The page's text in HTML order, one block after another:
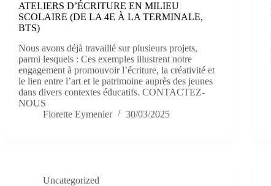
ATELIERS D’ÉCRITURE EN MILIEU
SCOLAIRE (DE LA 4E À LA TERMINALE,
BTS)
Nous avons déjà travaillé sur plusieurs projets,
parmi lesquels : Ces exemples illustrent notre
engagement à promouvoir l’écriture, la créativité et
le lien entre l’art et le patrimoine auprès des jeunes
dans divers contextes éducatifs. CONTACTEZ-
NOUS
Florette Eymenier
30/03/2025
Uncategorized